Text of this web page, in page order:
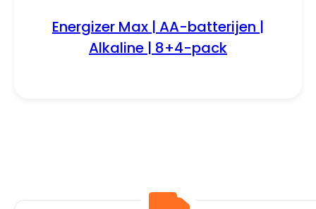
Energizer Max | AA-batterijen |
Alkaline | 8+4-pack